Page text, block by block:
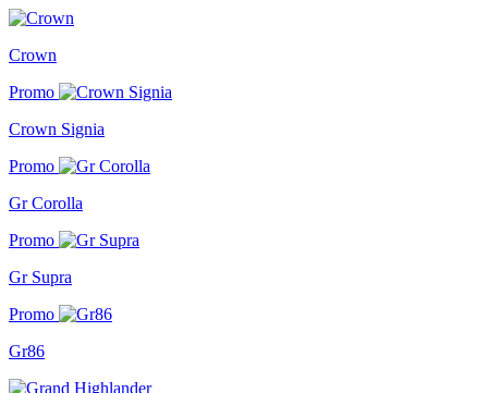
Crown
Promo
Crown Signia
Promo
Gr Corolla
Promo
Gr Supra
Promo
Gr86